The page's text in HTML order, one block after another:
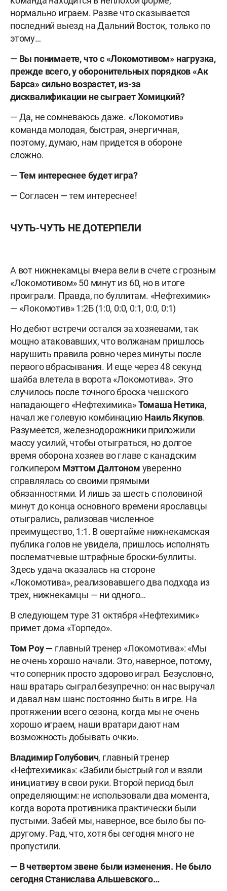
нормально играем. Разве что сказывается
последний выезд на Дальний Восток, только по
этому…
— Вы понимаете, что с «Локомотивом» нагрузка,
прежде всего, у оборонительных порядков «Ак
Барса» сильно возрастет, из-за
дисквалификации не сыграет Хомицкий?
— Да, не сомневаюсь даже. «Локомотив»
команда молодая, быстрая, энергичная,
поэтому, думаю, нам придется в обороне
сложно.
— Тем интереснее будет игра?
— Согласен — тем интереснее!
ЧУТЬ-ЧУТЬ НЕ ДОТЕРПЕЛИ
А вот нижнекамцы вчера вели в счете с грозным
«Локомотивом» 50 минут из 60, но в итоге
проиграли. Правда, по буллитам. «Нефтехимик»
— «Локомотив» 1:2Б (1:0, 0:0, 0:1, 0:0, 0:1)
Но дебют встречи остался за хозяевами, так
мощно атаковавших, что волжанам пришлось
нарушить правила ровно через минуты после
первого вбрасывания. И еще через 48 секунд
шайба влетела в ворота «Локомотива». Это
случилось после точного броска чешского
нападающего «Нефтехимика»Томаша Нетика,
начал же голевую комбинацию НаильЯкупов.
Разумеется, железнодорожники приложили
массу усилий, чтобы отыграться, но долгое
время оборона хозяев во главе с канадским
голкипером Мэттом Далтоном уверенно
справлялась со своими прямыми
обязанностями. И лишь за шесть с половиной
минут до конца основного времени ярославцы
отыгрались, рализовав численное
преимущество, 1:1. В овертайме нижнекамская
публика голов не увидела, пришлось исполнять
послематчевые штрафные броски-буллиты.
Здесь удача оказалась на стороне
«Локомотива», реализовавшего два подхода из
трех, нижнекамцы — ни одного…
В следующем туре 31 октября «Нефтехимик»
примет дома «Торпедо».
Том Роу — главный тренер «Локомотива»: «Мы
не очень хорошо начали. Это, наверное, потому,
что соперник просто здорово играл. Безусловно,
наш вратарь сыграл безупречно: он нас выручал
и давал нам шанс постоянно быть в игре. На
протяжении всего сезона, когда мы не очень
хорошо играем, наши вратари дают нам
возможность добывать очки».
Владимир Голубович, главный тренер
«Нефтехимика»: «Забили быстрый гол и взяли
инициативу в свои руки. Второй период был
определяющим: не использовали два момента,
когда ворота противника практически были
пустыми. Забей мы, наверное, все было бы по-
другому. Рад, что, хотя бы сегодня много не
пропустили.
— В четвертом звене были изменения. Не было
сегодня Станислава Альшевского…